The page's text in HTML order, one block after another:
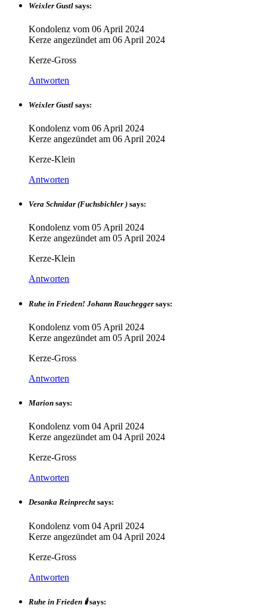
Weixler Gustl says:
Kondolenz vom 06 April 2024
Kerze angezündet am 06 April 2024
Kerze-Gross
Antworten
Weixler Gustl says:
Kondolenz vom 06 April 2024
Kerze angezündet am 06 April 2024
Kerze-Klein
Antworten
Vera Schnidar (Fuchsbichler ) says:
Kondolenz vom 05 April 2024
Kerze angezündet am 05 April 2024
Kerze-Klein
Antworten
Ruhe in Frieden! Johann Rauchegger says:
Kondolenz vom 05 April 2024
Kerze angezündet am 05 April 2024
Kerze-Gross
Antworten
Marion says:
Kondolenz vom 04 April 2024
Kerze angezündet am 04 April 2024
Kerze-Gross
Antworten
Desanka Reinprecht says:
Kondolenz vom 04 April 2024
Kerze angezündet am 04 April 2024
Kerze-Gross
Antworten
Ruhe in Frieden 🕯️ says: